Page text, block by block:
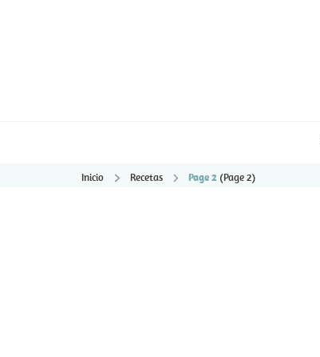
Inicio Recetas Page 2 (Page 2)